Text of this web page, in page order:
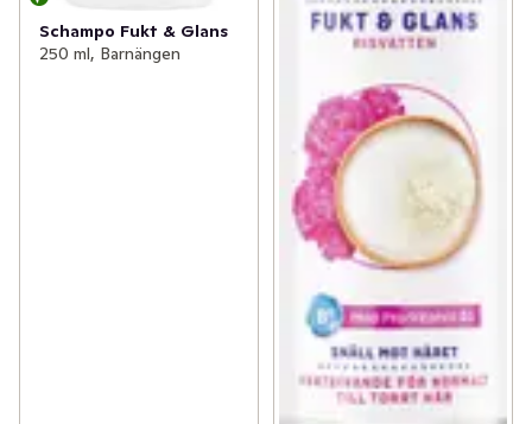
Schampo Fukt & Glans
250 ml, Barnängen